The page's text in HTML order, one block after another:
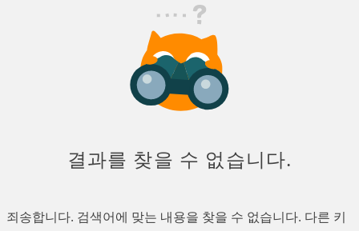
결과를 찾을 수 없습니다.
죄송합니다. 검색어에 맞는 내용을 찾을 수 없습니다. 다른 키